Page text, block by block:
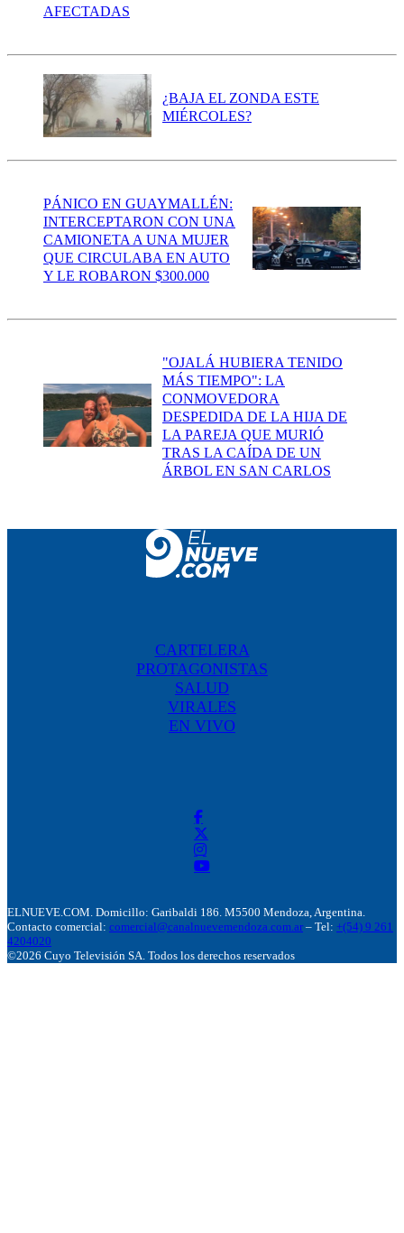
AFECTADAS
¿BAJA EL ZONDA ESTE
MIÉRCOLES?
PÁNICO EN GUAYMALLÉN:
INTERCEPTARON CON UNA
CAMIONETA A UNA MUJER
QUE CIRCULABA EN AUTO
Y LE ROBARON $300.000
"OJALÁ HUBIERA TENIDO
MÁS TIEMPO": LA
CONMOVEDORA
DESPEDIDA DE LA HIJA DE
LA PAREJA QUE MURIÓ
TRAS LA CAÍDA DE UN
ÁRBOL EN SAN CARLOS
CARTELERA
PROTAGONISTAS
SALUD
VIRALES
EN VIVO
ELNUEVE.COM. Domicillo: Garibaldi 186. M5500 Mendoza, Argentina.
Contacto comercial: comercial@canalnuevemendoza.com.ar – Tel: +(54) 9 261
4204020
©2026 Cuyo Televisión SA. Todos los derechos reservados